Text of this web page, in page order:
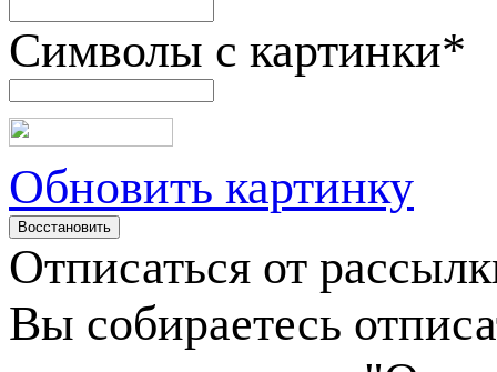
Символы с картинки*
Обновить картинку
Отписаться от
Вы собираетесь